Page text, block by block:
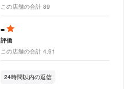
この店舗の合計 89
-
評価
この店舗の合計 4.91
24時間以内の返信